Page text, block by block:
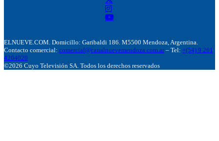
ELNUEVE.COM. Domicillo: Garibaldi 186. M5500 Mendoza, Argentina.
Contacto comercial: comercial@canalnuevemendoza.com.ar – Tel: +(54) 9 261
4204020
©2026 Cuyo Televisión SA. Todos los derechos reservados